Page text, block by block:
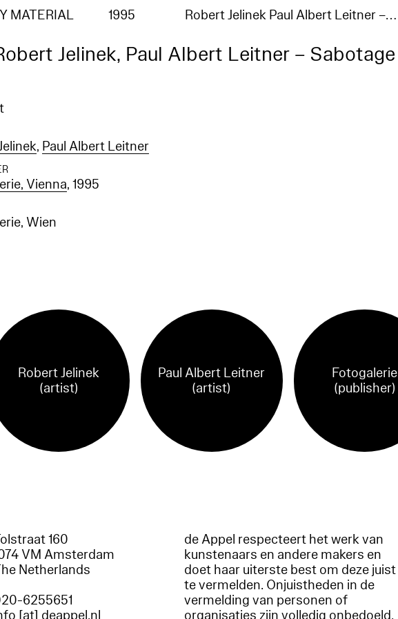
MATERIAL 1995 Robert Jelinek Paul Albert Leitner –…
Jelinek, Paul Albert Leitner – Sabotage
, Paul Albert Leitner
Vienna, 1995
Wien
Robert Jelinek
(artist)
Paul Albert Leitner
(artist)
Fotogalerie
(publisher)
160
VM Amsterdam
Netherlands
6255651
[at] deappel.nl
de Appel respecteert het werk van
kunstenaars en andere makers en
doet haar uiterste best om deze juist
te vermelden. Onjuistheden in de
vermelding van personen of
organisaties zijn volledig onbedoeld.